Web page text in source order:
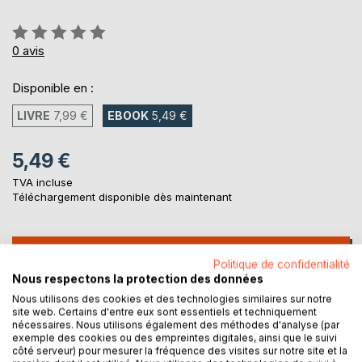
Évaluation:
0%
0 avis
Disponible en :
LIVRE 7,99 € EBOOK 5,49 €
5,49 €
TVA incluse
Téléchargement disponible dès maintenant
Ajouter à ma liste d'envies
Laisser un avis
Politique de confidentialité
Nous respectons la protection des données
Nous utilisons des cookies et des technologies similaires sur notre
site web. Certains d'entre eux sont essentiels et techniquement
nécessaires. Nous utilisons également des méthodes d'analyse (par
exemple des cookies ou des empreintes digitales, ainsi que le suivi
côté serveur) pour mesurer la fréquence des visites sur notre site et la